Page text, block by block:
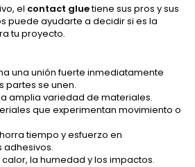
el contact gluetiene sus pros y sus
puede ayudarte a decidir si es la
tu proyecto.
una unión fuerte inmediatamente
partes se unen.
amplia variedad de materiales.
que experimentan movimiento o
tiempo y esfuerzo en
la humedad y los impactos.